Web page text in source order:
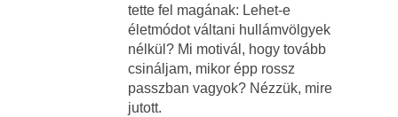
tette fel magának: Lehet-e
életmódot váltani hullámvölgyek
nélkül? Mi motivál, hogy tovább
csináljam, mikor épp rossz
passzban vagyok? Nézzük, mire
jutott.